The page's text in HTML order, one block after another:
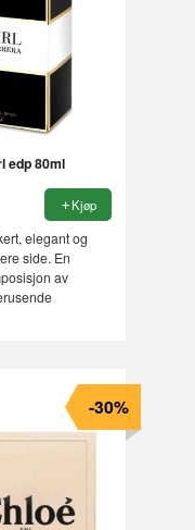
edp 80ml
Kjøp
elegant og
side. En
av
-30%